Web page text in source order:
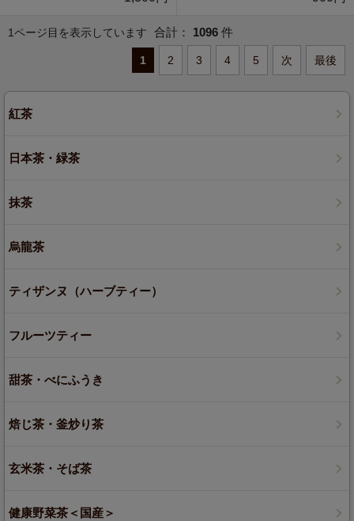
1ページ目を表示しています 合計： 1096 件
1 2 3 4 5 次 最後
紅茶
日本茶・緑茶
抹茶
烏龍茶
ティザンヌ（ハーブティー）
フルーツティー
甜茶・べにふうき
焙じ茶・釜炒り茶
玄米茶・そば茶
健康野菜茶＜国産＞